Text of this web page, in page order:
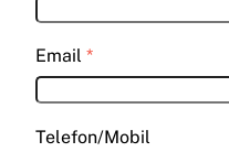
Email *
Telefon/Mobil